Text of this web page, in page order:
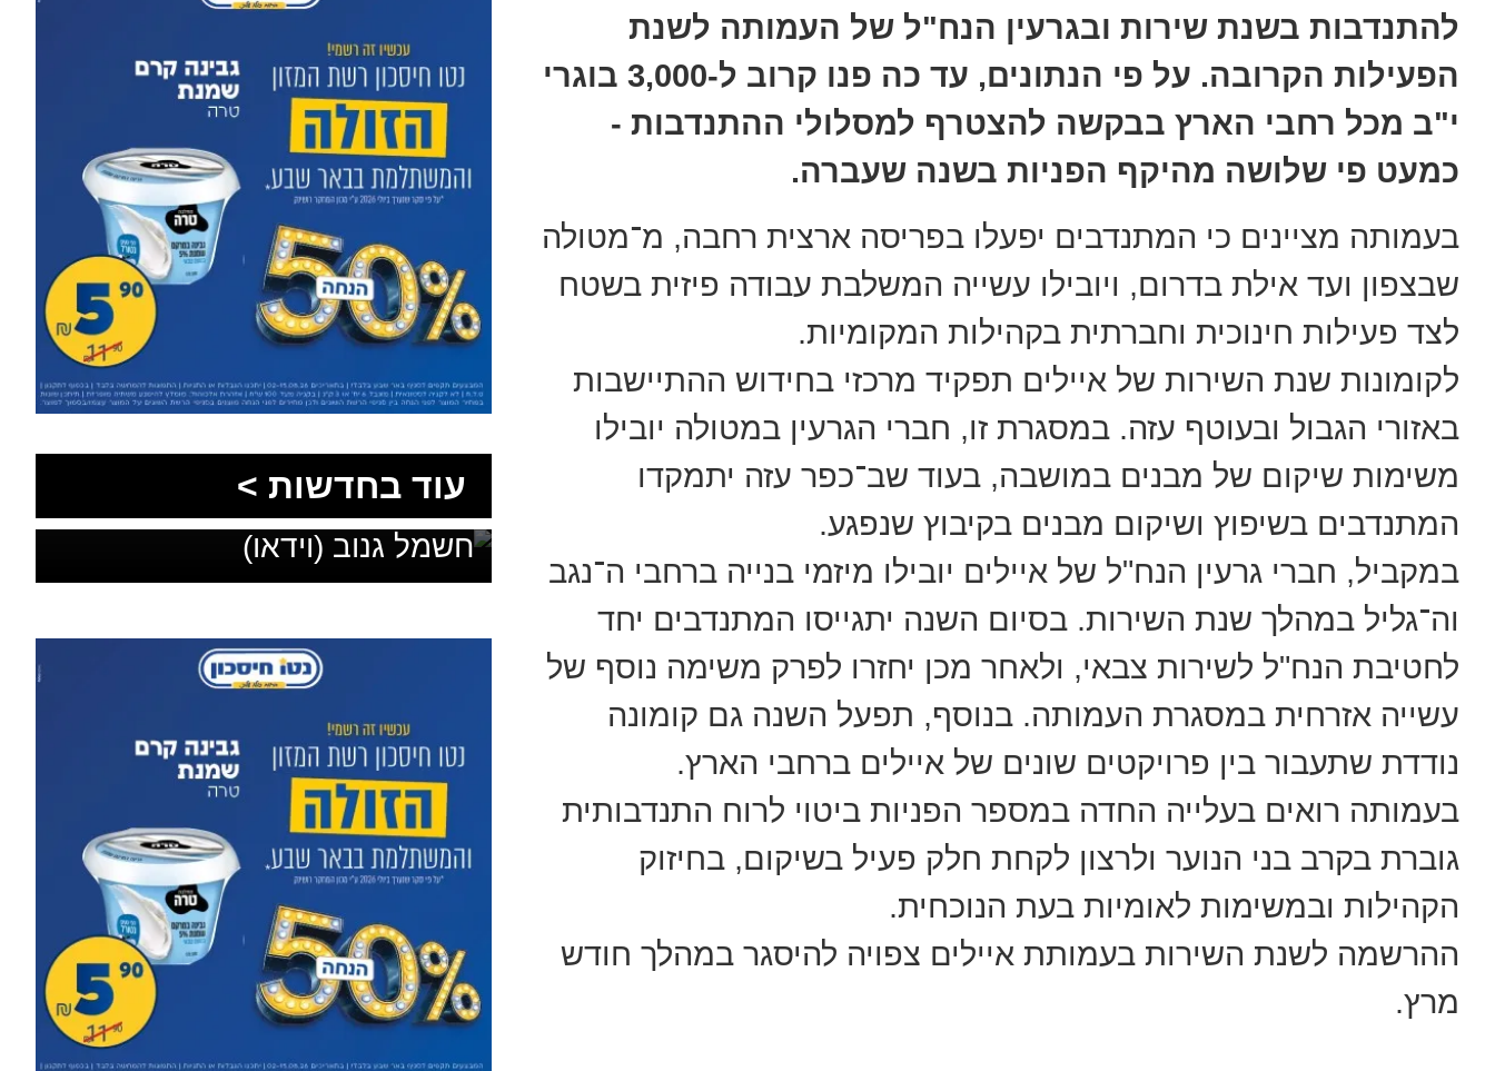
להתנדבות בשנת שירות ובגרעין הנח"ל של העמותה לשנת
הפעילות הקרובה. על פי הנתונים, עד כה פנו קרוב ל-3,000 בוגרי
י"ב מכל רחבי הארץ בבקשה להצטרף למסלולי ההתנדבות -
כמעט פי שלושה מהיקף הפניות בשנה שעברה.
בעמותה מציינים כי המתנדבים יפעלו בפריסה ארצית רחבה, מ־מטולה
שבצפון ועד אילת בדרום, ויובילו עשייה המשלבת עבודה פיזית בשטח
לצד פעילות חינוכית וחברתית בקהילות המקומיות.
לקומונות שנת השירות של איילים תפקיד מרכזי בחידוש ההתיישבות
באזורי הגבול ובעוטף עזה. במסגרת זו, חברי הגרעין במטולה יובילו
משימות שיקום של מבנים במושבה, בעוד שב־כפר עזה יתמקדו
המתנדבים בשיפוץ ושיקום מבנים בקיבוץ שנפגע.
במקביל, חברי גרעין הנח"ל של איילים יובילו מיזמי בנייה ברחבי ה־נגב
וה־גליל במהלך שנת השירות. בסיום השנה יתגייסו המתנדבים יחד
לחטיבת הנח"ל לשירות צבאי, ולאחר מכן יחזרו לפרק משימה נוסף של
עשייה אזרחית במסגרת העמותה. בנוסף, תפעל השנה גם קומונה
נודדת שתעבור בין פרויקטים שונים של איילים ברחבי הארץ.
בעמותה רואים בעלייה החדה במספר הפניות ביטוי לרוח התנדבותית
גוברת בקרב בני הנוער ולרצון לקחת חלק פעיל בשיקום, בחיזוק
הקהילות ובמשימות לאומיות בעת הנוכחית.
ההרשמה לשנת השירות בעמותת איילים צפויה להיסגר במהלך חודש
מרץ.
עוד בחדשות >
שיא החוצפה בשגב שלום: תחנת
הדלק הפיראטית פעלה על
חשמל גנוב (וידאו)